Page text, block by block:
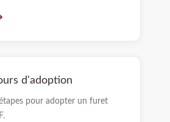
d'adoption
pour adopter un furet